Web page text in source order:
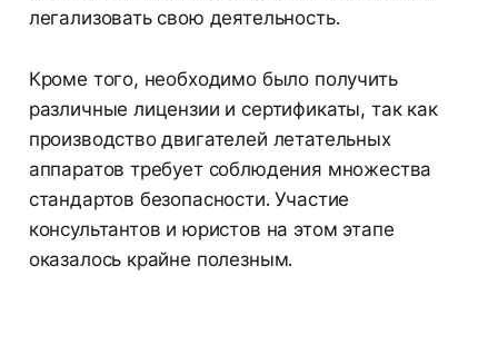
легализовать свою деятельность.
Кроме того, необходимо было получить
различные лицензии и сертификаты, так как
производство двигателей летательных
аппаратов требует соблюдения множества
стандартов безопасности. Участие
консультантов и юристов на этом этапе
оказалось крайне полезным.